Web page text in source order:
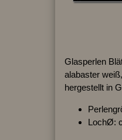
Glasperlen
alabaster weiß,
hergestellt in
LochØ: